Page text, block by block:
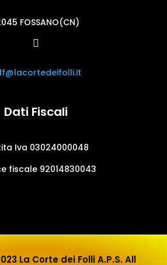
FOSSANO(CN)

Dati Fiscali
Iva 03024000048
fiscale 92014830043
La Corte dei Folli A.P.S. All